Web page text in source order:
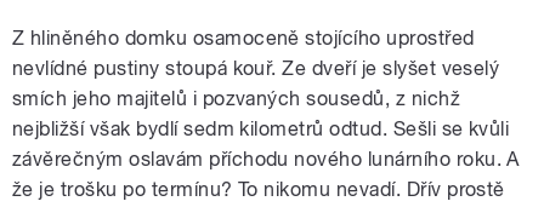
Z hliněného domku osamoceně stojícího uprostřed
nevlídné pustiny stoupá kouř. Ze dveří je slyšet veselý
smích jeho majitelů i pozvaných sousedů, z nichž
nejbližší však bydlí sedm kilometrů odtud. Sešli se kvůli
závěrečným oslavám příchodu nového lunárního roku. A
že je trošku po termínu? To nikomu nevadí. Dřív prostě